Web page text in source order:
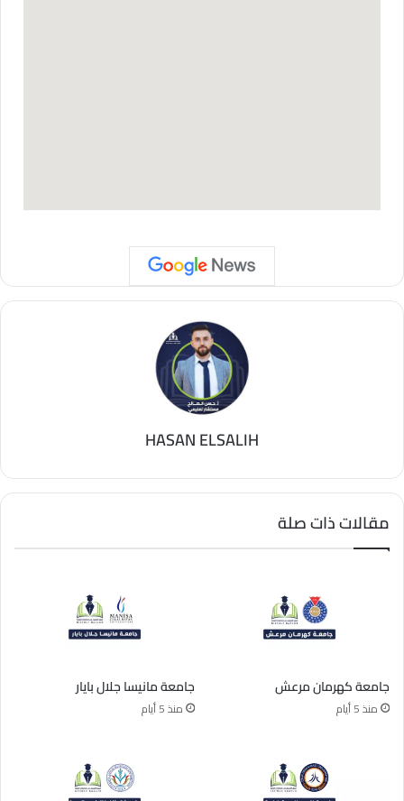
HASAN ELSALIH
مقالات ذات صلة
جامعة كهرمان مرعش
منذ 5 أيام
جامعة مانيسا جلال بايار
منذ 5 أيام